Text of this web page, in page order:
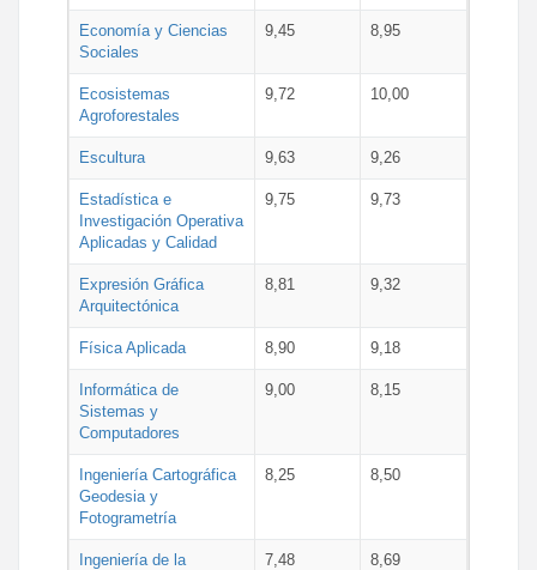
Economía y Ciencias
Sociales
9,45 8,95
Ecosistemas
Agroforestales
9,72 10,00
Escultura 9,63 9,26
Estadística e
Investigación Operativa
Aplicadas y Calidad
9,75 9,73
Expresión Gráfica
Arquitectónica
8,81 9,32
Física Aplicada 8,90 9,18
Informática de
Sistemas y
Computadores
9,00 8,15
Ingeniería Cartográfica
Geodesia y
Fotogrametría
8,25 8,50
Ingeniería de la
7,48 8,69